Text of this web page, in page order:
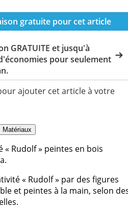
gratuite pour cet article
GRATUITE et jusqu'à
pour seulement
ajouter cet article à votre
Matériaux
Rudolf » peintes en bois
« Rudolf » par des figures
et peintes à la main, selon